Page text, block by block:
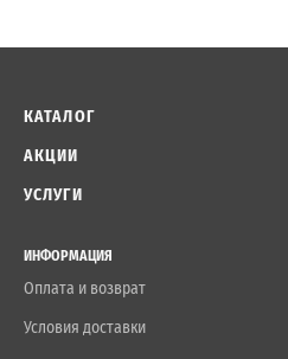
КАТАЛОГ
АКЦИИ
УСЛУГИ
ИНФОРМАЦИЯ
Оплата и возврат
Условия доставки